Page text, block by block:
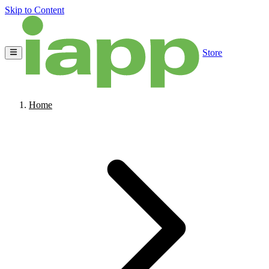
Skip to Content
Store
Home